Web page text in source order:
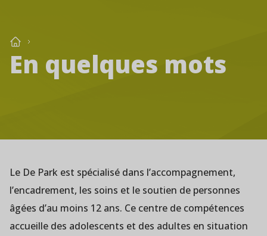
En quelques mots
Le De Park est spécialisé dans l’accompagnement,
l’encadrement, les soins et le soutien de personnes
âgées d’au moins 12 ans. Ce centre de compétences
accueille des adolescents et des adultes en situation